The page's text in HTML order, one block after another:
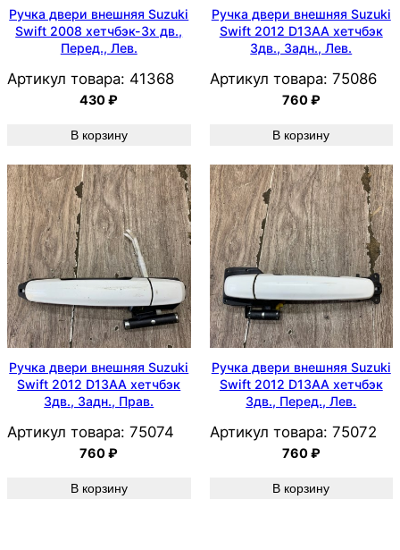
Ручка двери внешняя Suzuki
Swift 2008 хетчбэк-3х дв.,
Перед., Лев.
Артикул товара: 41368
430₽
В корзину
Ручка двери внешняя Suzuki
Swift 2012 D13AA хетчбэк
3дв., Задн., Лев.
Артикул товара: 75086
760₽
В корзину
Ручка двери внешняя Suzuki
Swift 2012 D13AA хетчбэк
3дв., Задн., Прав.
Артикул товара: 75074
760₽
В корзину
Ручка двери внешняя Suzuki
Swift 2012 D13AA хетчбэк
3дв., Перед., Лев.
Артикул товара: 75072
760₽
В корзину